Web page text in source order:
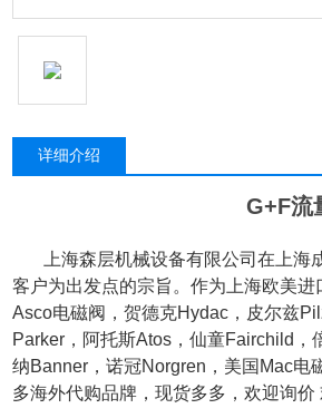
详细介绍
G+F流
上海森层机械设备有限公司在上海
客户为出发点的宗旨。作为上海欧美
Asco电磁阀，贺德克Hydac，皮尔兹
Parker，阿托斯Atos，仙童Fairchild
纳Banner，诺冠Norgren，美国Mac电
多海外代购品牌，现货多多，欢迎询价